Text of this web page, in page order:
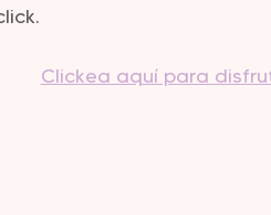
Clickea aquí para